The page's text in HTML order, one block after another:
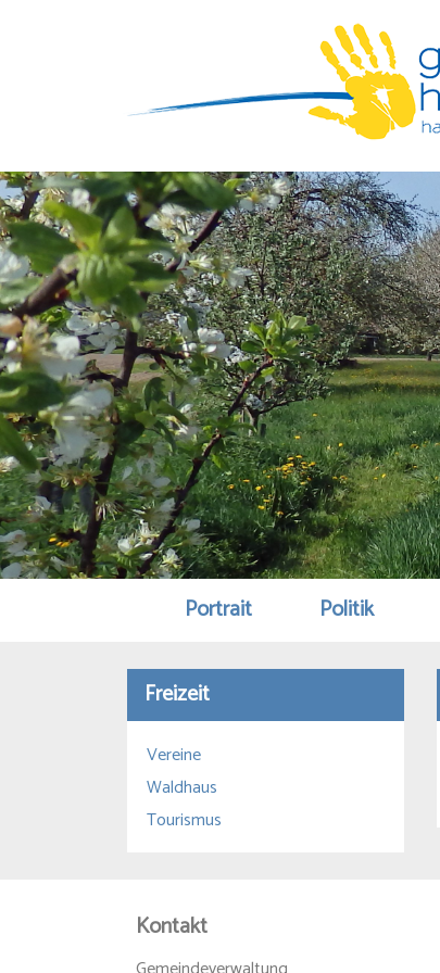
Portrait Politik
Freizeit
Vereine
Waldhaus
Tourismus
Kontakt